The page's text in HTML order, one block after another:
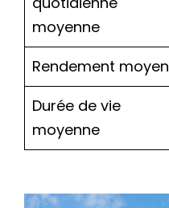
moyenne
Rendement moyen
Durée de vie
moyenne